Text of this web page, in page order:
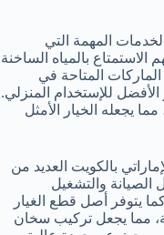
المهمة التي
الاستمتاع بالمياه الساخنة
المتاحة في
الأفضل للإستخدام المنزلي.
مما يجعله الخيار الأمثل
بالكويت العديد من
الصيانة والتشغيل
يتوفر أصل قطع الغيار
مما يجعل تركيب سخان